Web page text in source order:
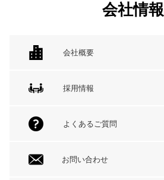
会社情報
会社概要
採用情報
よくあるご質問
お問い合わせ